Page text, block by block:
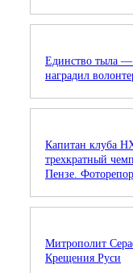
Единство тыла —
наградил
Капитан клуба
трехкратный
Пензе.
Митрополит
Крещения Руси